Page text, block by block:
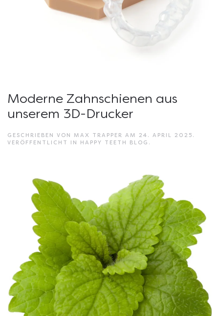
Moderne Zahnschienen aus
unserem 3D-Drucker
GESCHRIEBEN VON MAX TRAPPER AM 24. APRIL 2025 .
VERÖFFENTLICHT IN
HAPPY TEETH BLOG .